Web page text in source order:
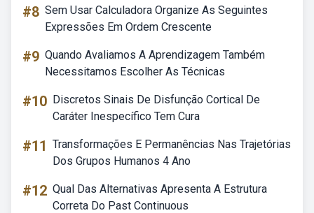
#8 Sem Usar Calculadora Organize As Seguintes
Expressões Em Ordem Crescente
#9 Quando Avaliamos A Aprendizagem Também
Necessitamos Escolher As Técnicas
#10 Discretos Sinais De Disfunção Cortical De
Caráter Inespecífico Tem Cura
#11 Transformações E Permanências Nas Trajetórias
Dos Grupos Humanos 4 Ano
#12 Qual Das Alternativas Apresenta A Estrutura
Correta Do Past Continuous